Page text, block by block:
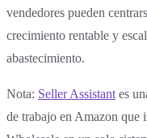
vendedores pueden
crecimiento rentable y
abastecimiento.
Nota: Seller Assistant es
de trabajo en Amazon que